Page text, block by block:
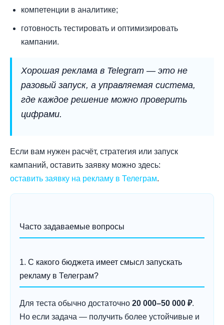
компетенции в аналитике;
готовность тестировать и оптимизировать
кампании.
Хорошая реклама в Telegram — это не
разовый запуск, а управляемая система,
где каждое решение можно проверить
цифрами.
Если вам нужен расчёт, стратегия или запуск
кампаний, оставить заявку можно здесь:
оставить заявку на рекламу в Телеграм.
Часто задаваемые вопросы
1. С какого бюджета имеет смысл запускать
рекламу в Телеграм?
Для теста обычно достаточно 20 000–50 000 ₽.
Но если задача — получить более устойчивые и